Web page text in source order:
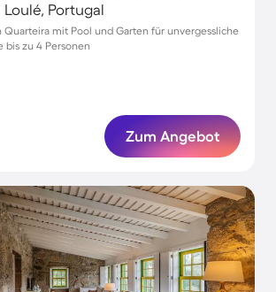
Portugal
Quarteira mit Pool und Garten für unvergessliche
bis zu 4 Personen
Zum Angebot